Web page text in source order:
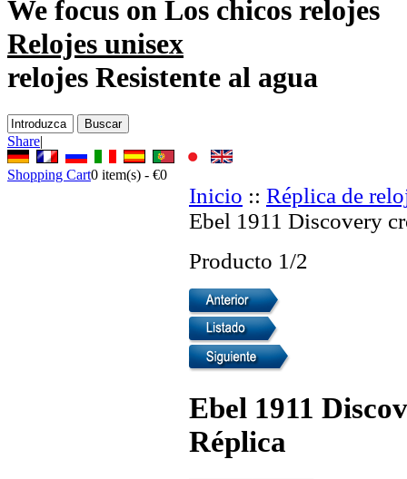
We focus on Los chicos relojes
Relojes unisex
relojes Resistente al agua
Share|
Shopping Cart0 item(s) - €0
Inicio :: Réplica de
Ebel 1911 Discovery
Producto 1/2
Ebel 1911
Réplica